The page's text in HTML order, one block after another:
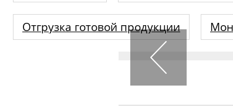
Отгрузка готовой продукции